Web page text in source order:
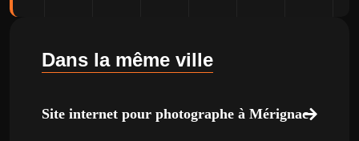
Dans la même ville
Site internet pour photographe à Mérignac